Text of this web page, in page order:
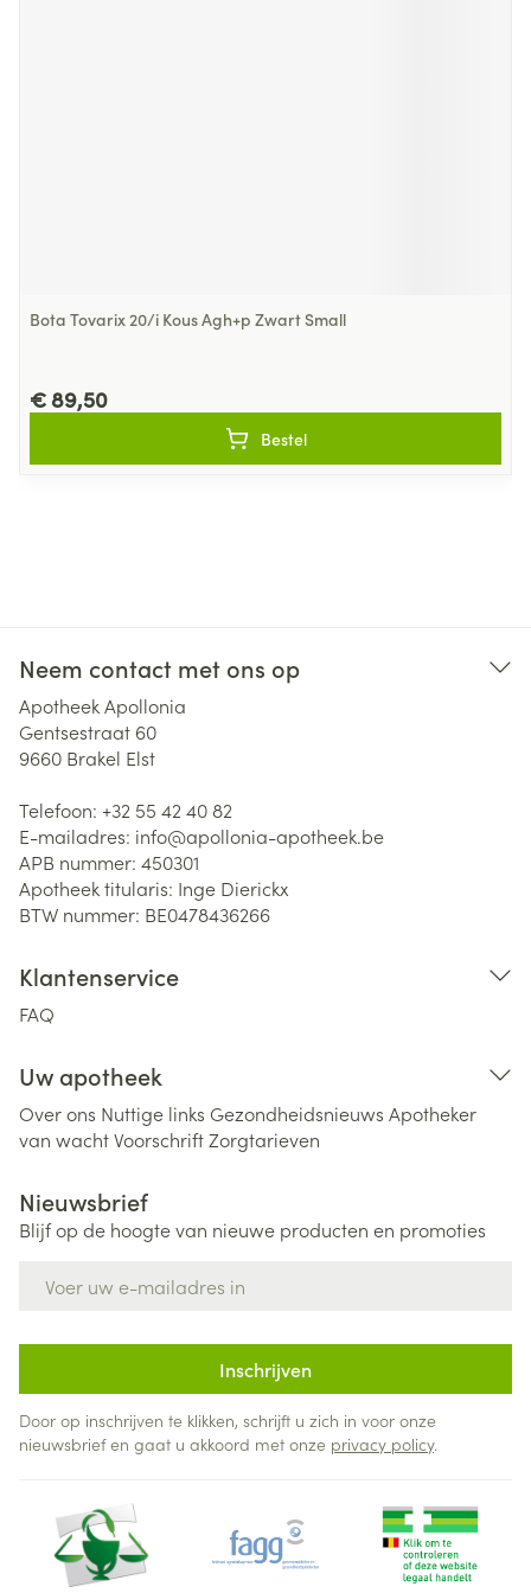
Bota Tovarix 20/i Kous Agh+p Zwart Small
€ 89,50
Bestel
Neem contact met ons op
Apotheek Apollonia
Gentsestraat 60
9660 Brakel Elst
Telefoon: +32 55 42 40 82
E-mailadres: info@apollonia-apotheek.be
APB nummer: 450301
Apotheek titularis: Inge Dierickx
BTW nummer: BE0478436266
Klantenservice
FAQ
Uw apotheek
Over ons Nuttige links Gezondheidsnieuws Apotheker
van wachtVoorschriftZorgtarieven
Nieuwsbrief
Blijf op de hoogte van nieuwe producten en promoties
Inschrijven
Door op inschrijven te klikken, schrijft u zich in voor onze
nieuwsbrief en gaat u akkoord met onze privacy policy.